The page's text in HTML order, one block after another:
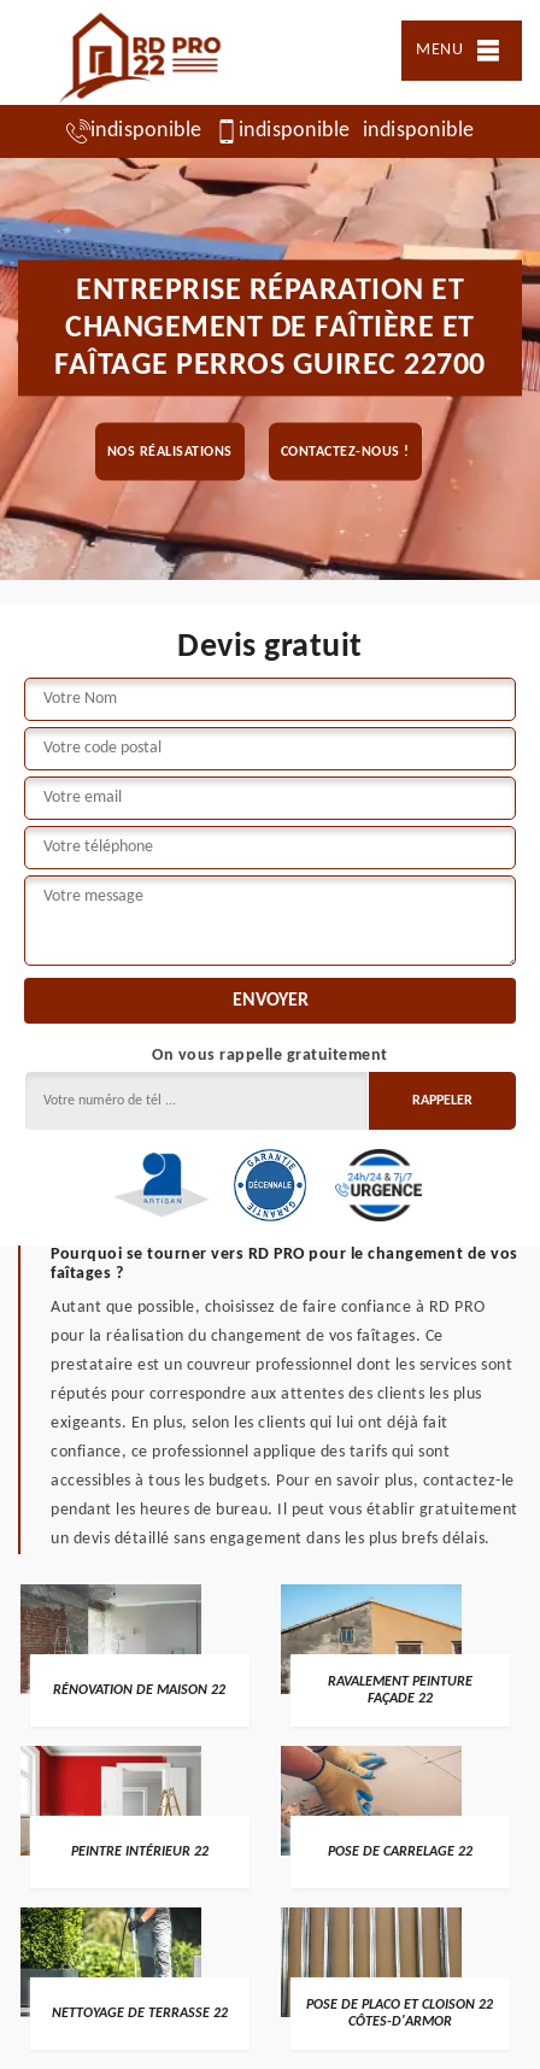
MENU
indisponible indisponible indisponible
ENTREPRISE RÉPARATION ET
CHANGEMENT DE FAÎTIÈRE ET
FAÎTAGE PERROS GUIREC 22700
NOS RÉALISATIONS CONTACTEZ-NOUS !
Devis gratuit
On vous rappelle gratuitement
Pourquoi se tourner vers RD PRO pour le changement de vos
faîtages ?
Autant que possible, choisissez de faire confiance à RD PRO
pour la réalisation du changement de vos faîtages. Ce
prestataire est un couvreur professionnel dont les services sont
réputés pour correspondre aux attentes des clients les plus
exigeants. En plus, selon les clients qui lui ont déjà fait
confiance, ce professionnel applique des tarifs qui sont
accessibles à tous les budgets. Pour en savoir plus, contactez-le
pendant les heures de bureau. Il peut vous établir gratuitement
un devis détaillé sans engagement dans les plus brefs délais.
RÉNOVATION DE MAISON 22
RAVALEMENT PEINTURE
FAÇADE 22
PEINTRE INTÉRIEUR 22 POSE DE CARRELAGE 22
NETTOYAGE DE TERRASSE 22
POSE DE PLACO ET CLOISON 22
CÔTES-D'ARMOR